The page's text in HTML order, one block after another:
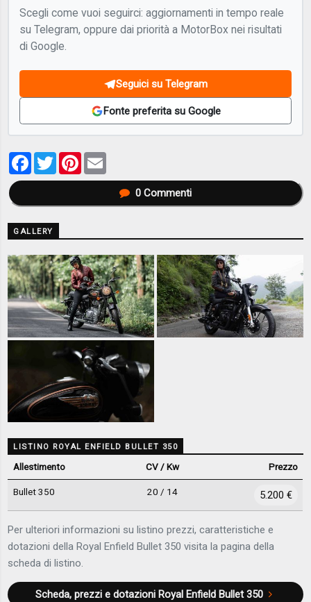
Scegli come vuoi seguirci: aggiornamenti in tempo reale
su Telegram, oppure dai priorità a MotorBox nei risultati
di Google.
Seguici su Telegram
Fonte preferita su Google
Facebook
TwitterPinterest
0Commenti
GALLERY
LISTINO ROYAL ENFIELD BULLET 350
Allestimento CV / Kw Prezzo
Bullet 350 20 / 14 5.200 €
Per ulteriori informazioni su listino prezzi, caratteristiche e
dotazioni della Royal Enfield Bullet 350 visita la pagina della
scheda di listino.
Scheda, prezzi e dotazioni Royal Enfield Bullet 350